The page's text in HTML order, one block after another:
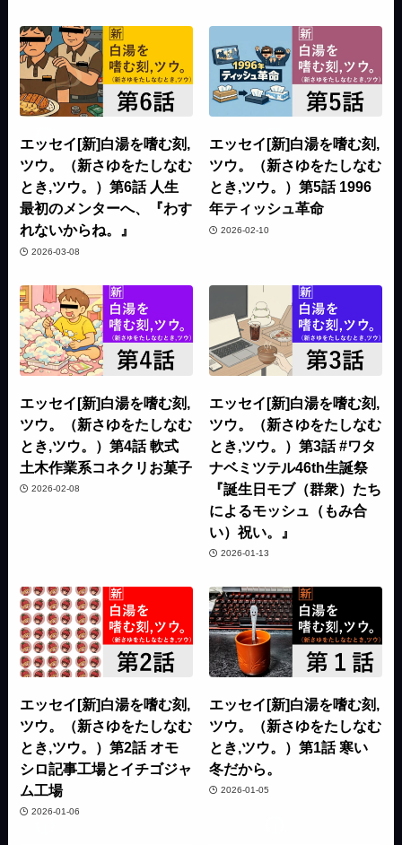
エッセイ[新]白湯を嗜む刻,
ツウ。（新さゆをたしなむ
とき,ツウ。）第6話 人生
最初のメンターへ、『わす
れないからね。』
2026-03-08
エッセイ[新]白湯を嗜む刻,
ツウ。（新さゆをたしなむ
とき,ツウ。）第5話 1996
年ティッシュ革命
2026-02-10
エッセイ[新]白湯を嗜む刻,
ツウ。（新さゆをたしなむ
とき,ツウ。）第4話 軟式
土木作業系コネクリお菓子
2026-02-08
エッセイ[新]白湯を嗜む刻,
ツウ。（新さゆをたしなむ
とき,ツウ。）第3話 #ワタ
ナベミツテル46th生誕祭
『誕生日モブ（群衆）たち
によるモッシュ（もみ合
い）祝い。』
2026-01-13
エッセイ[新]白湯を嗜む刻,
ツウ。（新さゆをたしなむ
とき,ツウ。）第2話 オモ
シロ記事工場とイチゴジャ
ム工場
2026-01-06
エッセイ[新]白湯を嗜む刻,
ツウ。（新さゆをたしなむ
とき,ツウ。）第1話 寒い
冬だから。
2026-01-05